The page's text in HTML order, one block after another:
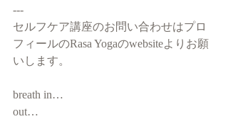
---
セルフケア講座のお問い合わせはプロ
フィールのRasa Yogaのwebsiteよりお願
いします。
breath in…
out…